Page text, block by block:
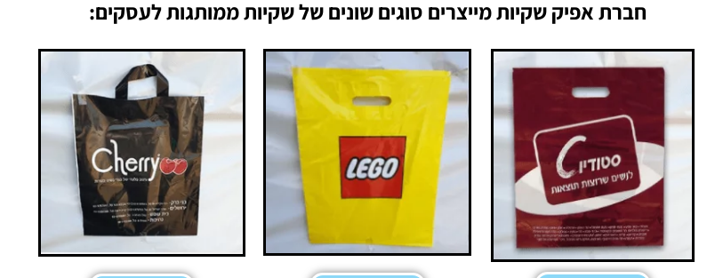
חברת אפיק שקיות מייצרים סוגים שונים של שקיות ממותגות לעסקים: